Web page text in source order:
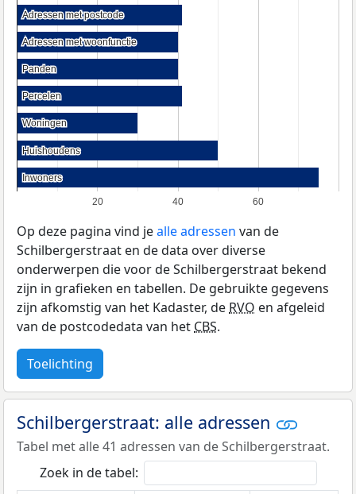
20 40 60
Adressen met postcode
Adressen met postcode
Adressen met woonfunctie
Adressen met woonfunctie
Panden
Panden
Percelen
Percelen
Woningen
Woningen
Huishoudens
Huishoudens
Inwoners
Inwoners
Op deze pagina vind jealle adressen van de
Schilbergerstraat en de data over diverse
onderwerpen die voor de Schilbergerstraat bekend
zijn in grafieken en tabellen. De gebruikte gegevens
zijn afkomstig van het Kadaster, de RVO en afgeleid
van de postcodedata van het CBS.
Toelichting
Schilbergerstraat: alle adressen
Tabel met alle 41 adressen van de Schilbergerstraat.
Zoek in de tabel: